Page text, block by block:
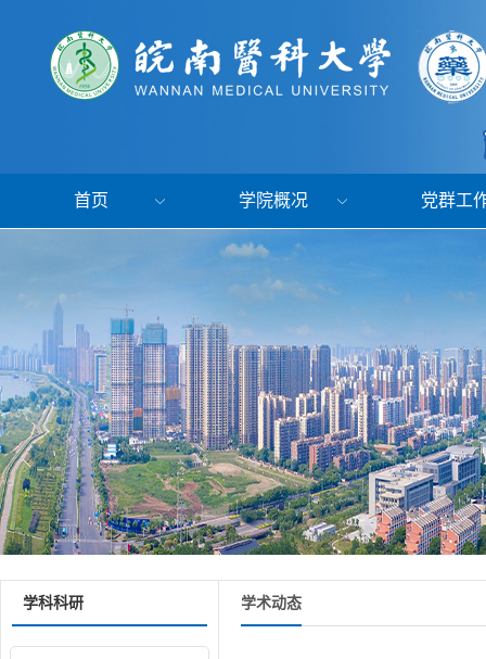
首页 学院概况 党群工
学科科研 学术动态